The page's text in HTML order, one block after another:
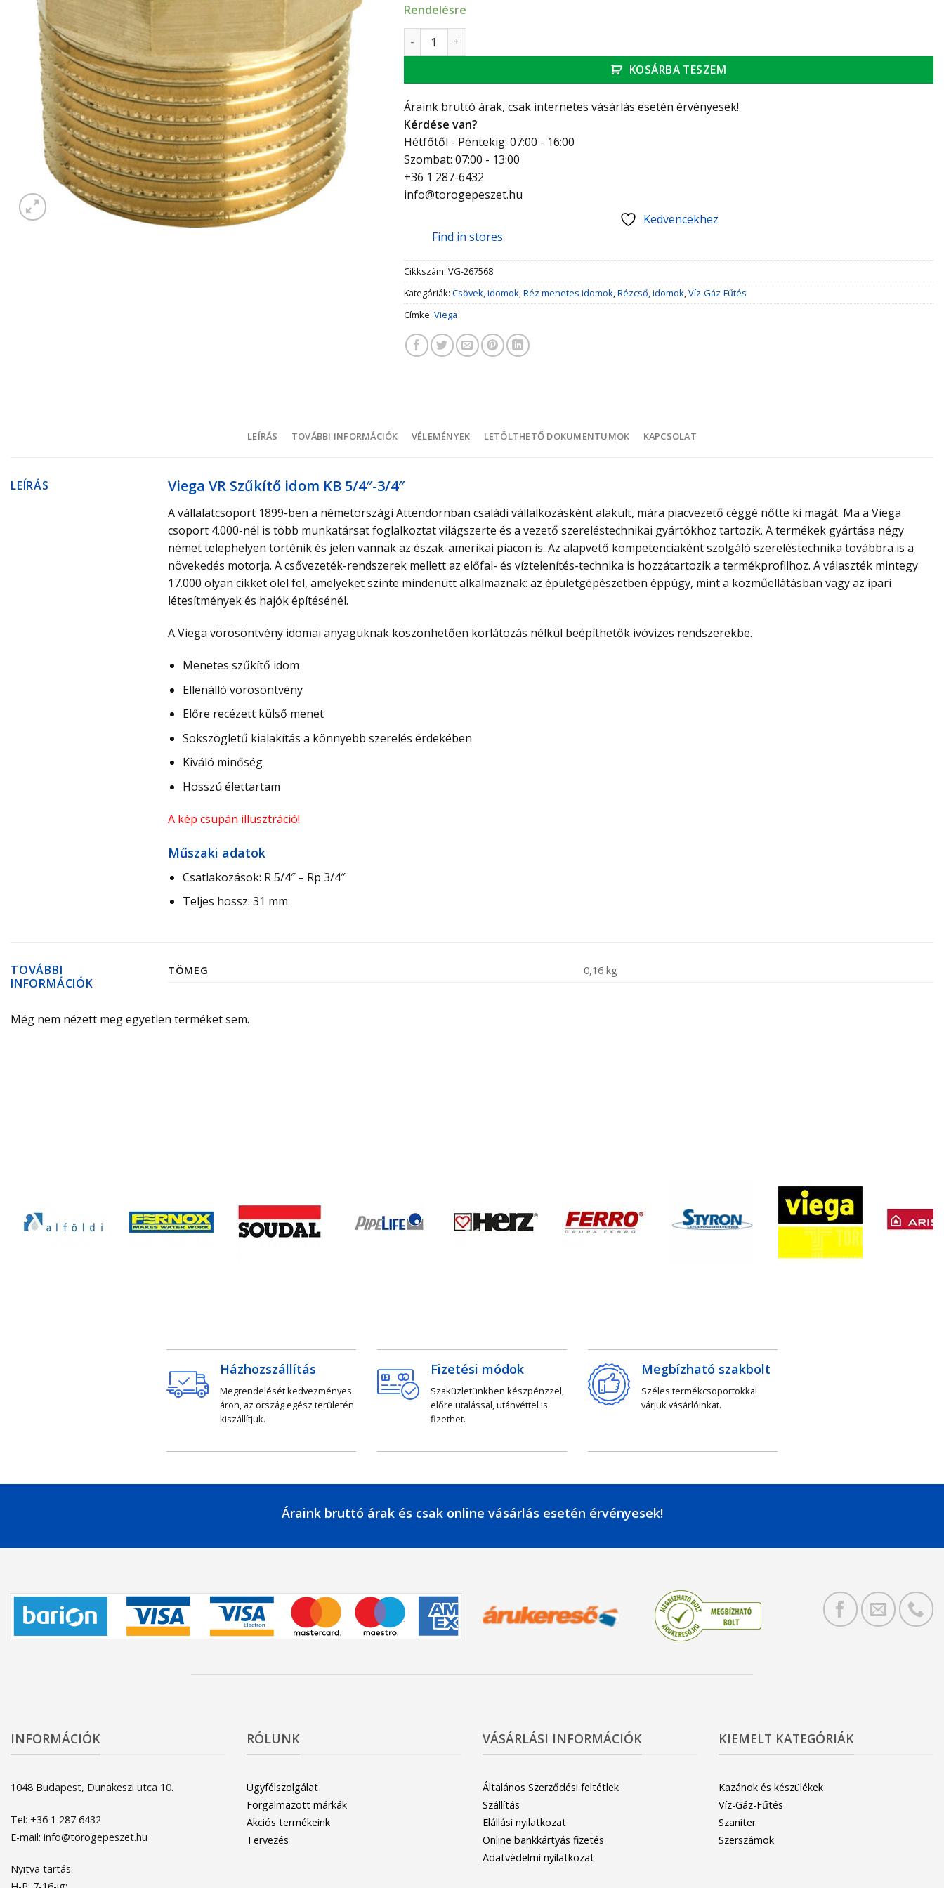
Rendelésre
Viega VR szűkítő KB 5/4"-3/4" mennyiség
KOSÁRBA TESZEM
Áraink bruttó árak, csak internetes vásárlás esetén érvényesek!
Kérdése van?
Hétfőtől - Péntekig: 07:00 - 16:00
Szombat: 07:00 - 13:00
+36 1 287-6432
info@torogepeszet.hu
Kedvencekhez
Find in stores
Cikkszám: VG-267568
Kategóriák: Csövek, idomok Réz menetes idomok Rézcső, idomok Víz-Gáz-Fűtés
Címke: Viega
LEÍRÁS TOVÁBBI INFORMÁCIÓK VÉLEMÉNYEK LETÖLTHETŐ DOKUMENTUMOK KAPCSOLAT
LEÍRÁS Viega VR Szűkítő idom KB 5/4″-3/4″
A vállalatcsoport 1899-ben a németországi Attendornban családi vállalkozásként alakult, mára piacvezető céggé nőtte ki magát. Ma a Viega
csoport 4.000-nél is több munkatársat foglalkoztat világszerte és a vezető szereléstechnikai gyártókhoz tartozik. A termékek gyártása négy
német telephelyen történik és jelen vannak az észak-amerikai piacon is. Az alapvető kompetenciaként szolgáló szereléstechnika továbbra is a
növekedés motorja. A csővezeték-rendszerek mellett az előfal- és víztelenítés-technika is hozzátartozik a termékprofilhoz. A választék mintegy
17.000 olyan cikket ölel fel, amelyeket szinte mindenütt alkalmaznak: az épületgépészetben éppúgy, mint a közműellátásban vagy az ipari
létesítmények és hajók építésénél.
A Viega vörösöntvény idomai anyaguknak köszönhetően korlátozás nélkül beépíthetők ivóvizes rendszerekbe.
Menetes szűkítő idom
Ellenálló vörösöntvény
Előre recézett külső menet
Sokszögletű kialakítás a könnyebb szerelés érdekében
Kiváló minőség
Hosszú élettartam
A kép csupán illusztráció!
Műszaki adatok
Csatlakozások: R 5/4″ – Rp 3/4″
Teljes hossz: 31 mm
TOVÁBBI
INFORMÁCIÓK
TÖMEG 0,16 kg
Még nem nézett meg egyetlen terméket sem.
Házhozszállítás
Megrendelését kedvezményes
áron, az ország egész területén
kiszállítjuk.
Fizetési módok
Szaküzletünkben készpénzzel,
előre utalással, utánvéttel is
fizethet.
Megbízható szakbolt
Széles termékcsoportokkal
várjuk vásárlóinkat.
Áraink bruttó árak és csak online vásárlás esetén érvényesek!
INFORMÁCIÓK
1048 Budapest, Dunakeszi utca 10.
Tel: +36 1 287 6432
E-mail: info@torogepeszet.hu
Nyitva tartás:
RÓLUNK
Ügyfélszolgálat
Forgalmazott márkák
Akciós termékeink
Tervezés
VÁSÁRLÁSI INFORMÁCIÓK
Általános Szerződési feltétlek
Szállítás
Elállási nyilatkozat
Online bankkártyás fizetés
Adatvédelmi nyilatkozat
KIEMELT KATEGÓRIÁK
Kazánok és készülékek
Víz-Gáz-Fűtés
Szaniter
Szerszámok